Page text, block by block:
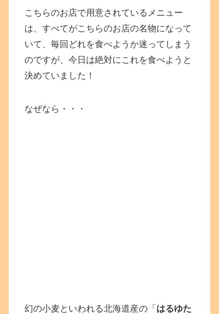
こちらのお店で用意されているメニュー
は、すべてがこちらのお店の名物になって
いて、毎回どれを食べようか迷ってしまう
のですが、今日は絶対にこれを食べようと
決めていました！
なぜなら・・・
幻の小麦といわれる北海道産の「 はるゆた